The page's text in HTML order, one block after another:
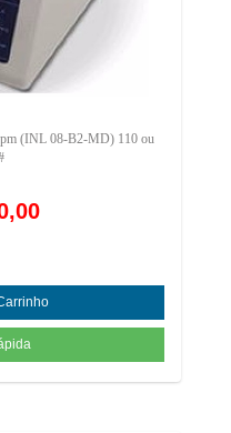
(INL 08-B2-MD) 110 ou